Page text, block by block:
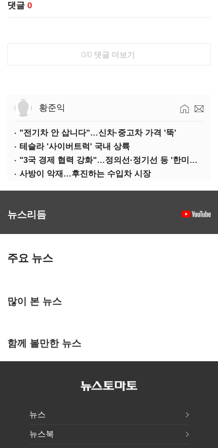
댓글 0
0/0 댓글 더보기
황준익
"전기차 안 삽니다"…신차·중고차 가격 '뚝'
테슬라 '사이버트럭' 국내 상륙
"3국 경제 협력 강화"…정의선·정기선 등 '한미일 경제대화' 참석
사방이 악재…후진하는 수입차 시장
뉴스리듬
주요 뉴스
많이 본 뉴스
함께 볼만한 뉴스
뉴스
뉴스북